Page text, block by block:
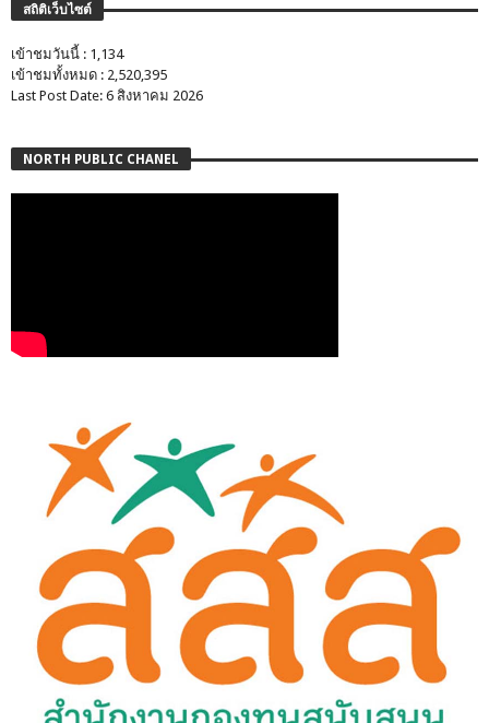
สถิติเว็บไซต์
เข้าชมวันนี้ : 1,134
เข้าชมทั้งหมด : 2,520,395
Last Post Date: 6 สิงหาคม 2026
NORTH PUBLIC CHANEL